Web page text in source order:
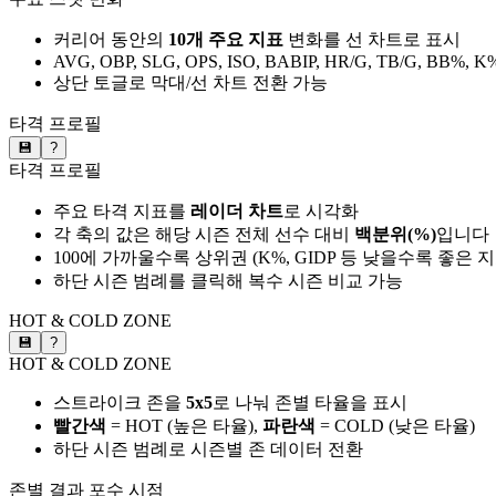
커리어 동안의 10개 주요 지표 변화를 선 차트로 표시
AVG, OBP, SLG, OPS, ISO, BABIP, HR/G, TB/G, BB%,
상단 토글로 막대/선 차트 전환 가능
타격 프로필
💾 ?
타격 프로필
주요 타격 지표를 레이더 차트로 시각화
각 축의 값은 해당 시즌 전체 선수 대비 백분위(%)입니다
100에 가까울수록 상위권 (K%, GIDP 등 낮을수록 좋은
하단 시즌 범례를 클릭해 복수 시즌 비교 가능
HOT & COLD ZONE
💾 ?
HOT & COLD ZONE
스트라이크 존을 5x5로 나눠 존별 타율을 표시
빨간색 = HOT (높은 타율), 파란색 = COLD (낮은 타율)
하단 시즌 범례로 시즌별 존 데이터 전환
존별 결과 포수 시점